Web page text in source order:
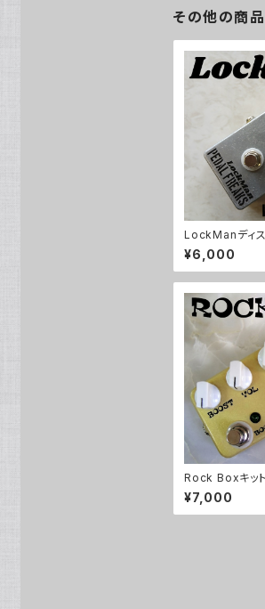
その他の商品
LockManディス
【PEDAL
¥6,000
Rock Boxキッ
¥7,000